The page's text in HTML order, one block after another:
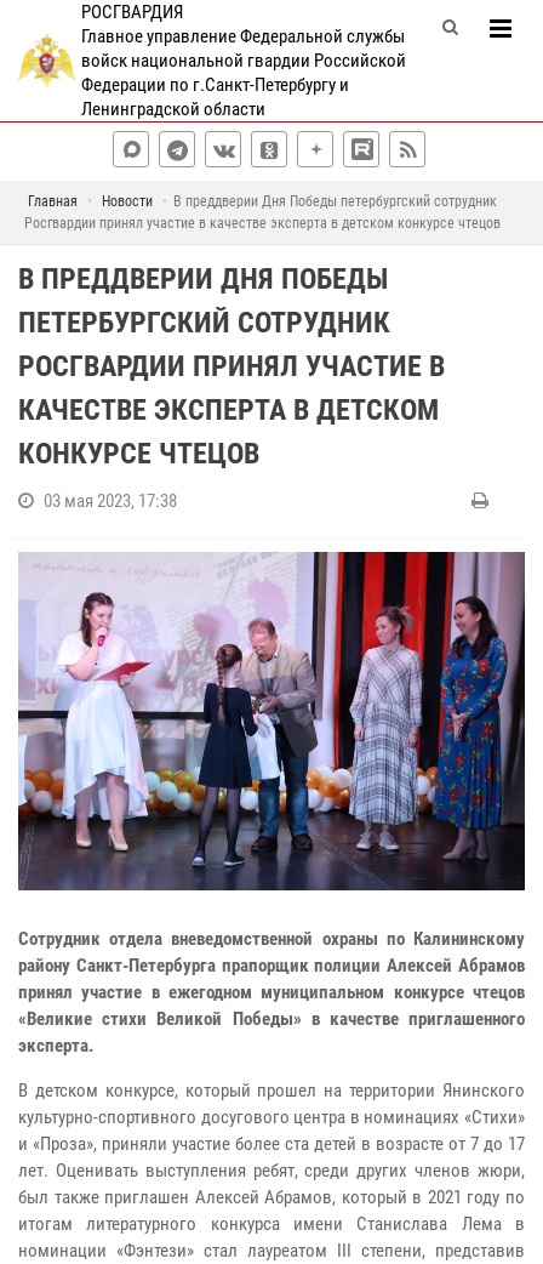
РОСГВАРДИЯ
Главное управление Федеральной службы
войск национальной гвардии Российской
Федерации по г.Санкт-Петербургу и
Ленинградской области
Главная Новости
В преддверии Дня Победы петербургский сотрудник
Росгвардии принял участие в качестве эксперта в детском конкурсе чтецов
В ПРЕДДВЕРИИ ДНЯ ПОБЕДЫ
ПЕТЕРБУРГСКИЙ СОТРУДНИК
РОСГВАРДИИ ПРИНЯЛ УЧАСТИЕ В
КАЧЕСТВЕ ЭКСПЕРТА В ДЕТСКОМ
КОНКУРСЕ ЧТЕЦОВ
03 мая 2023, 17:38
Сотрудник отдела вневедомственной охраны по Калининскому
району Санкт-Петербурга прапорщик полиции Алексей Абрамов
принял участие в ежегодном муниципальном конкурсе чтецов
«Великие стихи Великой Победы» в качестве приглашенного
эксперта.
В детском конкурсе, который прошел на территории Янинского
культурно-спортивного досугового центра в номинациях «Стихи»
и «Проза», приняли участие более ста детей в возрасте от 7 до 17
лет. Оценивать выступления ребят, среди других членов жюри,
был также приглашен Алексей Абрамов, который в 2021 году по
итогам литературного конкурса имени Станислава Лема в
номинации «Фэнтези» стал лауреатом III степени, представив